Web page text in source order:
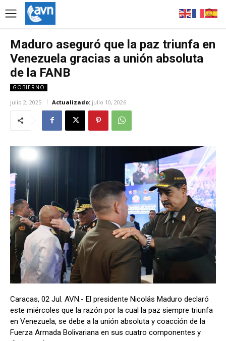
Maduro aseguró que la paz triunfa en
Venezuela gracias a unión absoluta
de la FANB
GOBIERNO
julio 2, 2025 Actualizado: julio 10, 2026
Caracas, 02 Jul. AVN.- El presidente Nicolás Maduro declaró
este miércoles que la razón por la cual la paz siempre triunfa
en Venezuela, se debe a la unión absoluta y coacción de la
Fuerza Armada Bolivariana en sus cuatro componentes y